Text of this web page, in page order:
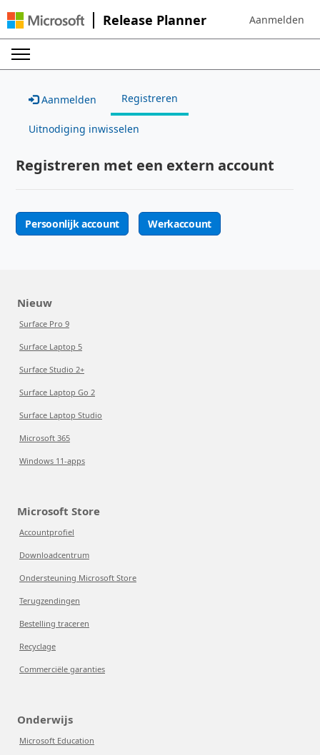
Release Planner Sign in to your
Aanmelden
Aanmelden Registreren
Uitnodiging inwisselen
Registreren met een extern account
Persoonlijk account Werkaccount
Nieuw
Surface Pro 9
Surface Laptop 5
Surface Studio 2+
Surface Laptop Go 2
Surface Laptop Studio
Microsoft 365
Windows 11-apps
Microsoft Store
Accountprofiel
Downloadcentrum
Ondersteuning Microsoft Store
Terugzendingen
Bestelling traceren
Recyclage
Commerciële garanties
Onderwijs
Microsoft Education